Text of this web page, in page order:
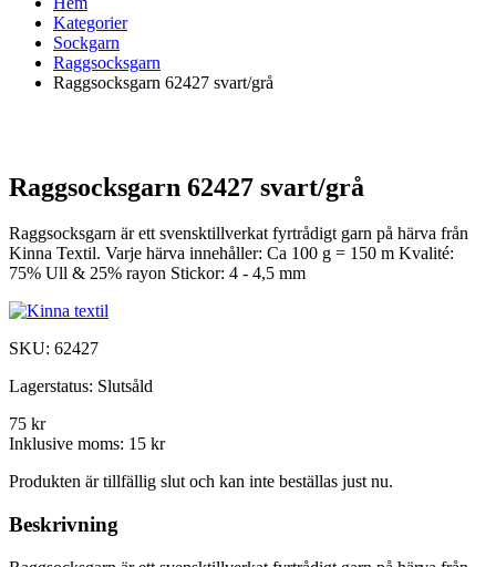
Kategorier
Sockgarn
Raggsocksgarn
Raggsocksgarn 62427 svart/grå
Raggsocksgarn 62427 svart/grå
Raggsocksgarn är ett svensktillverkat fyrtrådigt garn på härva från
Kinna Textil. Varje härva innehåller: Ca 100 g = 150 m Kvalité:
75% Ull & 25% rayon Stickor: 4 - 4,5 mm
SKU: 62427
Lagerstatus: Slutsåld
75 kr
Inklusive moms: 15 kr
Produkten är tillfällig slut och kan inte beställas just nu.
Beskrivning